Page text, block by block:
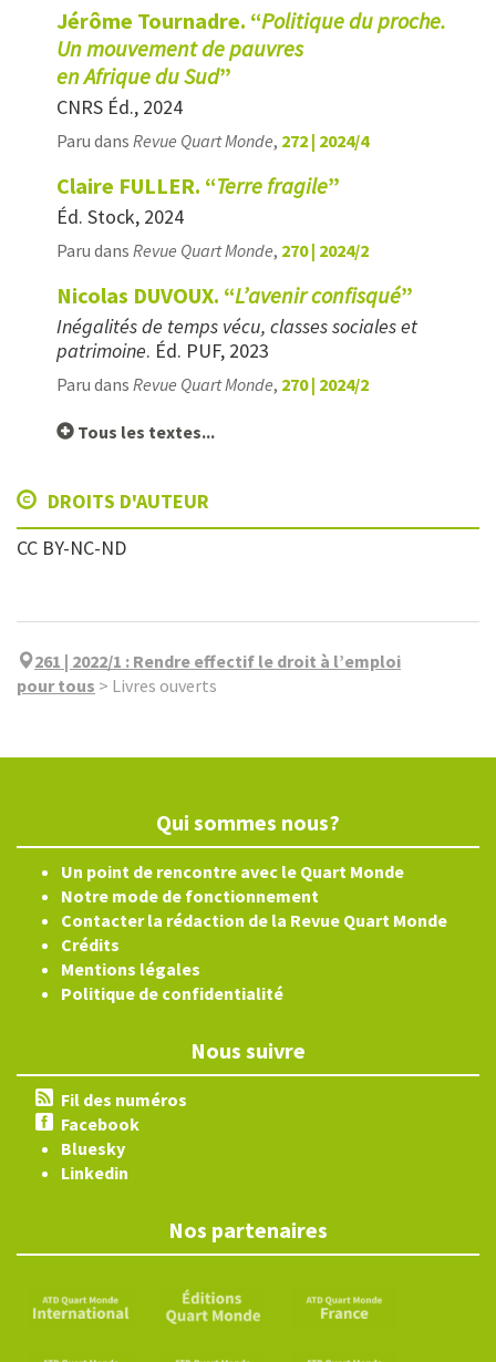
Jérôme Tournadre. “Politique du proche.
Un mouvement de pauvres
en Afrique du Sud”
CNRS Éd., 2024
Paru dans Revue Quart Monde, 272 | 2024/4
Claire FULLER. “Terre fragile”
Éd. Stock, 2024
Paru dans Revue Quart Monde, 270 | 2024/2
Nicolas DUVOUX. “L’avenir confisqué”
Inégalités de temps vécu, classes sociales et
patrimoine. Éd. PUF, 2023
Paru dans Revue Quart Monde, 270 | 2024/2
Tous les textes...
DROITS D'AUTEUR
CC BY-NC-ND
261 | 2022/1 : Rendre effectif le droit à l’emploi
pour tous > Livres ouverts
Qui sommes nous?
Un point de rencontre avec le Quart Monde
Notre mode de fonctionnement
Contacter la rédaction de la Revue Quart Monde
Crédits
Mentions légales
Politique de confidentialité
Nous suivre
Fil des numéros
Facebook
Bluesky
Linkedin
Nos partenaires